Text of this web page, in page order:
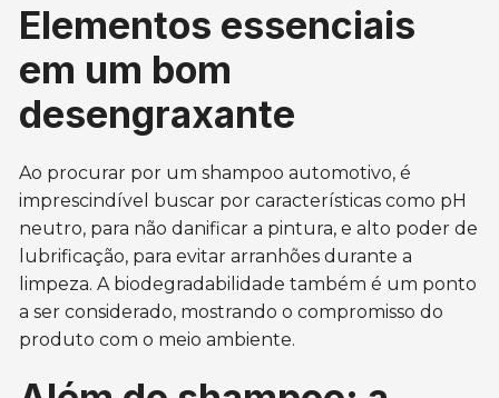
Elementos essenciais
em um bom
desengraxante
Ao procurar por um shampoo automotivo, é
imprescindível buscar por características como pH
neutro, para não danificar a pintura, e alto poder de
lubrificação, para evitar arranhões durante a
limpeza. A biodegradabilidade também é um ponto
a ser considerado, mostrando o compromisso do
produto com o meio ambiente.